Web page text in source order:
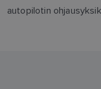
autopilotin